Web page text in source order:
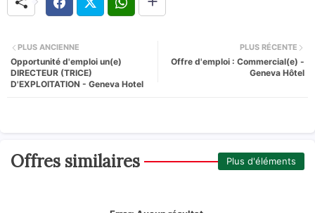
PLUS RÉCENTE
Offre d'emploi : Commercial(e) -
Geneva Hôtel
PLUS ANCIENNE
Opportunité d'emploi un(e)
DIRECTEUR (TRICE)
D'EXPLOITATION - Geneva Hotel
Offres similaires Plus d'éléments